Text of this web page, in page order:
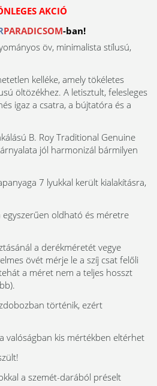
AKCIÓ
PARADICSOM-ban!
öv, minimalista stílusú,
kelléke, amely tökéletes
öltözékhez. A letisztult, felesleges
igaz a csatra, a bújtatóra és a
B. Roy Traditional Genuine
jól harmonizál bármilyen
7 lyukkal került kialakításra,
egyszerűen oldható és méretre
a derékméretét vegye
övét mérje le a szíj csat felőli
a méret nem a teljes hosszt
történik, ezért
valóságban kis mértékben eltérhet
a szemét-darából préselt